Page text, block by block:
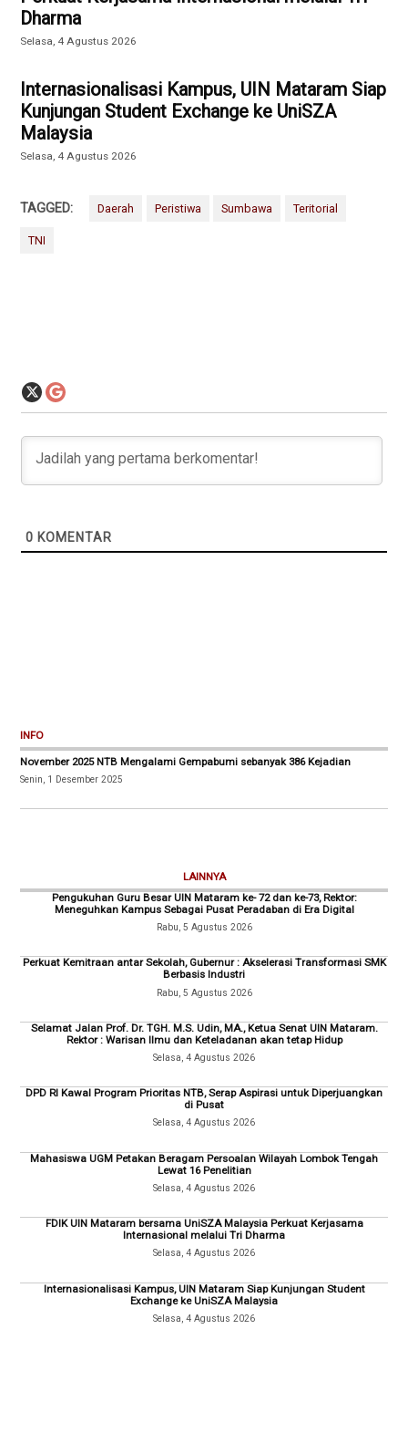
Dharma
Selasa, 4 Agustus 2026
Internasionalisasi Kampus, UIN Mataram Siap
Kunjungan Student Exchange ke UniSZA
Malaysia
Selasa, 4 Agustus 2026
TAGGED: Daerah Peristiwa Sumbawa Teritorial
TNI
0 KOMENTAR
INFO
November 2025 NTB Mengalami Gempabumi sebanyak 386 Kejadian
Senin, 1 Desember 2025
LAINNYA
Pengukuhan Guru Besar UIN Mataram ke- 72 dan ke-73, Rektor:
Meneguhkan Kampus Sebagai Pusat Peradaban di Era Digital
Rabu, 5 Agustus 2026
Perkuat Kemitraan antar Sekolah, Gubernur : Akselerasi Transformasi SMK
Berbasis Industri
Rabu, 5 Agustus 2026
Selamat Jalan Prof. Dr. TGH. M.S. Udin, MA., Ketua Senat UIN Mataram.
Rektor : Warisan Ilmu dan Keteladanan akan tetap Hidup
Selasa, 4 Agustus 2026
DPD RI Kawal Program Prioritas NTB, Serap Aspirasi untuk Diperjuangkan
di Pusat
Selasa, 4 Agustus 2026
Mahasiswa UGM Petakan Beragam Persoalan Wilayah Lombok Tengah
Lewat 16 Penelitian
Selasa, 4 Agustus 2026
FDIK UIN Mataram bersama UniSZA Malaysia Perkuat Kerjasama
Internasional melalui Tri Dharma
Selasa, 4 Agustus 2026
Internasionalisasi Kampus, UIN Mataram Siap Kunjungan Student
Exchange ke UniSZA Malaysia
Selasa, 4 Agustus 2026